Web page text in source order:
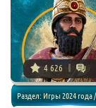
4 626
Раздел: Игры 2024 года /